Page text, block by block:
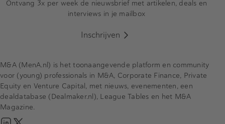
Ontvang 3x per week de nieuwsbrief met artikelen, deals en
interviews in je mailbox
Inschrijven
M&A (MenA.nl) is het toonaangevende platform en community
voor (young) professionals in M&A, Corporate Finance, Private
Equity en Venture Capital, met nieuws, evenementen, een
dealdatabase (Dealmaker.nl), League Tables en het M&A
Magazine.